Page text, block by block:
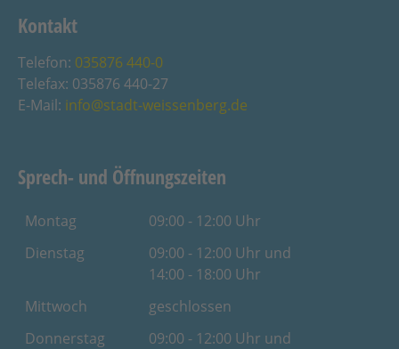
Kontakt
Telefon: 035876 440-0
Telefax: 035876 440-27
E-Mail: info@stadt-weissenberg.de
Sprech- und Öffnungszeiten
Montag
09:00 - 12:00 Uhr
Dienstag
09:00 - 12:00 Uhr und
14:00 - 18:00 Uhr
Mittwoch
geschlossen
Donnerstag
09:00 - 12:00 Uhr und